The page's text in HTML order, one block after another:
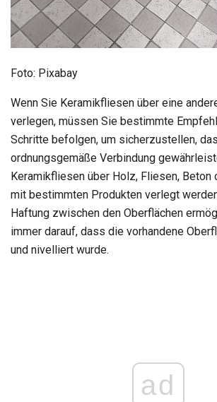
Foto: Pixabay
Wenn Sie Keramikfliesen über eine
verlegen, müssen Sie bestimmte
Schritte befolgen, um sicherzustellen,
ordnungsgemäße Verbindung
Keramikfliesen über Holz, Fliesen, Beton
mit bestimmten Produkten verlegt
Haftung zwischen den Oberflächen
immer darauf, dass die vorhandene
und nivelliert wurde.
ad